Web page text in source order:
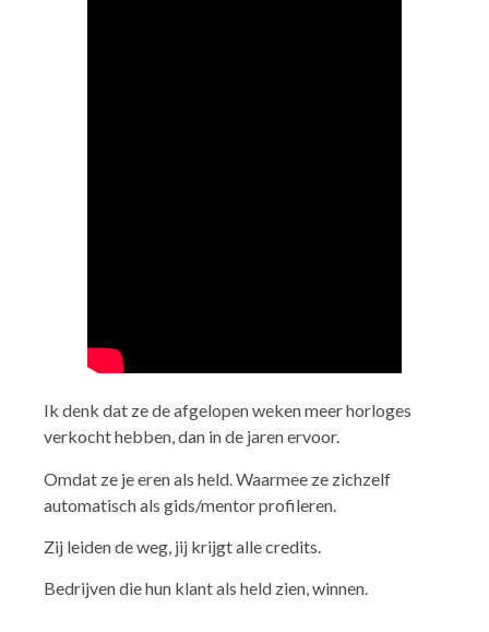
Ik denk dat ze de afgelopen weken meer horloges
verkocht hebben, dan in de jaren ervoor.
Omdat ze je eren als held. Waarmee ze zichzelf
automatisch als gids/mentor profileren.
Zij leiden de weg, jij krijgt alle credits.
Bedrijven die hun klant als held zien, winnen.